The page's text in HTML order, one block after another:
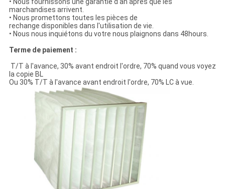
• Nous fournissons une garantie d'an après que les
marchandises arrivent.
• Nous promettons toutes les pièces de
rechange disponibles dans l'utilisation de vie.
• Nous nous inquiétons du votre nous plaignons dans 48hours.
Terme de paiement :
T/T à l'avance, 30% avant endroit l'ordre, 70% quand vous voyez
la copie BL
Ou 30% T/T à l'avance avant endroit l'ordre, 70% LC à vue.